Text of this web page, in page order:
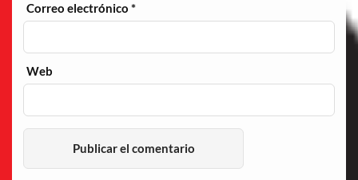
Correo electrónico*
Web